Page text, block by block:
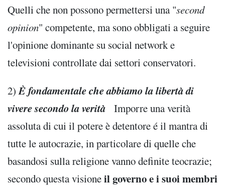
Quelli che non possono permettersi una "second
opinion" competente, ma sono obbligati a seguire
l'opinione dominante su social network e
televisioni controllate dai settori conservatori.
2)È fondamentale che abbiamo la libertà di
vivere secondo la verità Imporre una verità
assoluta di cui il potere è detentore é il mantra di
tutte le autocrazie, in particolare di quelle che
basandosi sulla religione vanno definite teocrazie;
secondo questa visioneil governo e i suoi membri